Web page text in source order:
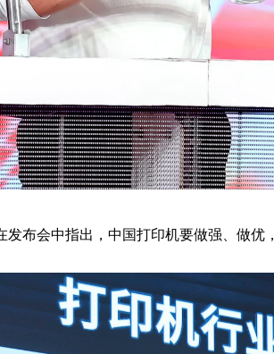
布会中指出，中国打印机要做强、做优，